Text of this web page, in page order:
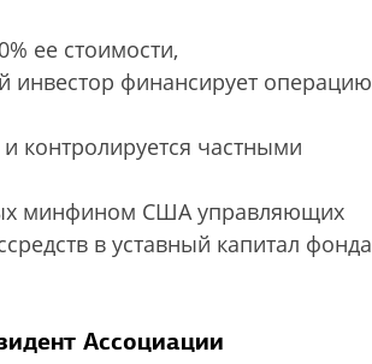
ее стоимости,
инвестор финансирует операцию
контролируется частными
минфином США управляющих
в уставный капитал фонда
Ассоциации